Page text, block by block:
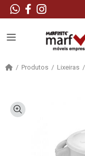
Produtos Lixeiras